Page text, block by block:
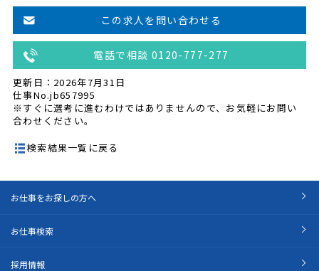
この求人を問い合わせる
電話で相談 0120-777-277
更新日：2026年7月31日
仕事No.jb657995
※すぐに選考に進むわけではありませんので、お気軽にお問い
合わせください。
検索結果一覧に戻る
お仕事をお探しの方へ
お仕事検索
採用情報